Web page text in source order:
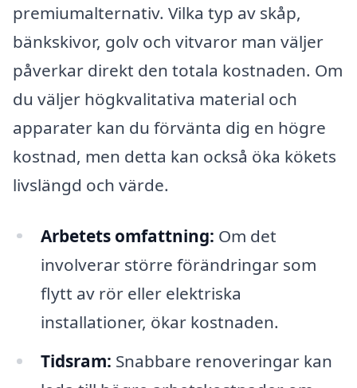
premiumalternativ. Vilka typ av skåp,
bänkskivor, golv och vitvaror man väljer
påverkar direkt den totala kostnaden. Om
du väljer högkvalitativa material och
apparater kan du förvänta dig en högre
kostnad, men detta kan också öka kökets
livslängd och värde.
Arbetets omfattning: Om det
involverar större förändringar som
flytt av rör eller elektriska
installationer, ökar kostnaden.
Tidsram: Snabbare renoveringar kan